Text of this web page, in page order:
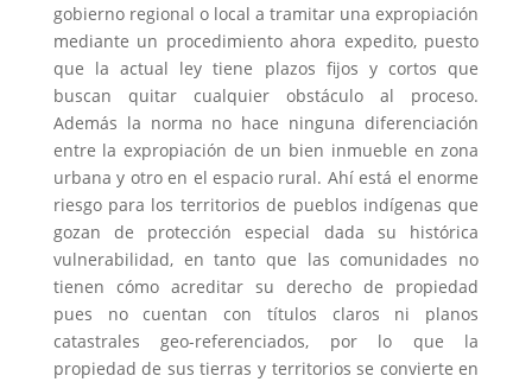
gobierno regional o local a tramitar una expropiación
mediante un procedimiento ahora expedito, puesto
que la actual ley tiene plazos fijos y cortos que
buscan quitar cualquier obstáculo al proceso.
Además la norma no hace ninguna diferenciación
entre la expropiación de un bien inmueble en zona
urbana y otro en el espacio rural. Ahí está el enorme
riesgo para los territorios de pueblos indígenas que
gozan de protección especial dada su histórica
vulnerabilidad, en tanto que las comunidades no
tienen cómo acreditar su derecho de propiedad
pues no cuentan con títulos claros ni planos
catastrales geo-referenciados, por lo que la
propiedad de sus tierras y territorios se convierte en